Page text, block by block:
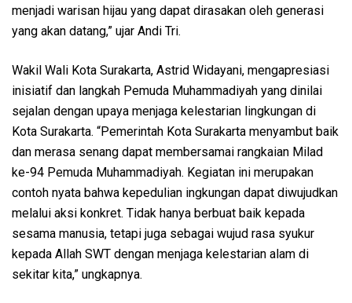
menjadi warisan hijau yang dapat dirasakan oleh generasi
yang akan datang,” ujar Andi Tri.
Wakil Wali Kota Surakarta, Astrid Widayani, mengapresiasi
inisiatif dan langkah Pemuda Muhammadiyah yang dinilai
sejalan dengan upaya menjaga kelestarian lingkungan di
Kota Surakarta. “Pemerintah Kota Surakarta menyambut baik
dan merasa senang dapat membersamai rangkaian Milad
ke-94 Pemuda Muhammadiyah. Kegiatan ini merupakan
contoh nyata bahwa kepedulian ingkungan dapat diwujudkan
melalui aksi konkret. Tidak hanya berbuat baik kepada
sesama manusia, tetapi juga sebagai wujud rasa syukur
kepada Allah SWT dengan menjaga kelestarian alam di
sekitar kita,” ungkapnya.